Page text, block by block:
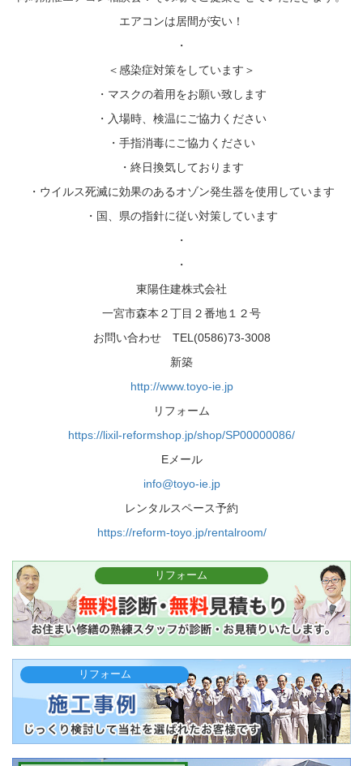
エアコンは居間が安い！
・
＜感染症対策をしています＞
・マスクの着用をお願い致します
・入場時、検温にご協力ください
・手指消毒にご協力ください
・終日換気しております
・ウイルス死滅に効果のあるオゾン発生器を使用しています
・国、県の指針に従い対策しています
・
・
東陽住建株式会社
一宮市森本２丁目２番地１２号
お問い合わせ TEL(0586)73-3008
新築
http://www.toyo-ie.jp
リフォーム
https://lixil-reformshop.jp/shop/SP00000086/
Eメール
info@toyo-ie.jp
レンタルスペース予約
https://reform-toyo.jp/rentalroom/
リフォーム
リフォーム